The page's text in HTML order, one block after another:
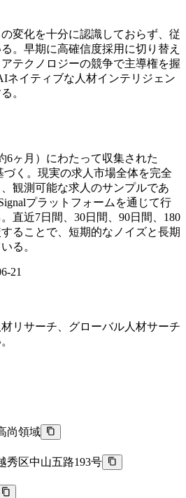
変化を十分に認識しておらず、従
。早期に高確信度採用に切り替え
テクノロジーの競争で主導権を握
ネイティブな人材インテリジェン
。
6ヶ月）にわたって収集された
づく。現実の求人市場全体を完全
観測可能な求人のサンプルであ
プラットフォームを通じて行
直近7日間、30日間、90日間、180
ることで、短期的なノイズと長期
る。
21
リサーチ、グローバル人材サーチ
尚領域
秀区中山五路193号